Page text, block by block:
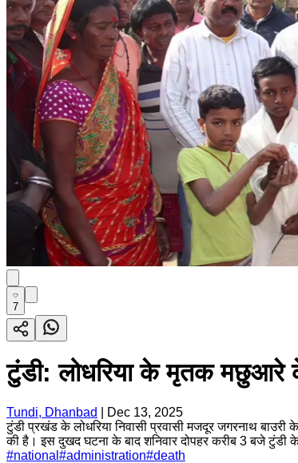
7
टुंडी: लोधरिया के मृतक मछुआरे
Tundi, Dhanbad
Dec 13, 2025
टुंडी प्रखंड के लोधरिया निवासी प्रवासी मजदूर जगरनाथ
की है। इस दुखद घटना के बाद शनिवार दोपहर करीब 3 बजे
#national #administration#death